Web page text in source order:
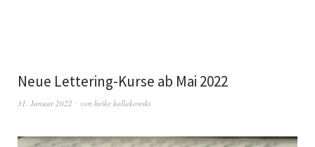
Neue Lettering-Kurse ab Mai 2022
31. Januar 2022 von heike kollakowski